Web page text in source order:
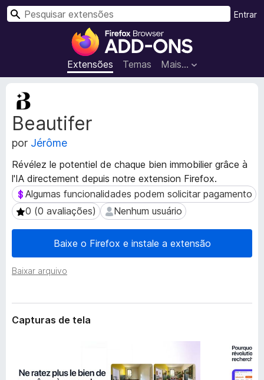
E
x
t
e
d
o
N
a
v
e
g
a
r
f
Extensões Temas Mais…
Entrar
P
Beautifer
por Jérôme
Révélez le potentiel de chaque bien immobilier grâce à
l'IA directement depuis notre extension Firefox.
Algumas funcionalidades podem solicitar pagamento
Algumas funcionalidades podem solicitar pagamento
0 (0 avaliações)
0 (0 avaliações) Nenhum usuário
Nenhum usuário
Baixe o Firefox e instale a extensão
Baixar arquivo
M
e
t
a
d
d
o
s
d
a
e
t
e
ã
o
Capturas de tela